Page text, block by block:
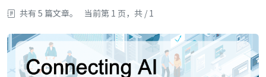
共有 5 篇文章。 当前第 1 页，共 / 1